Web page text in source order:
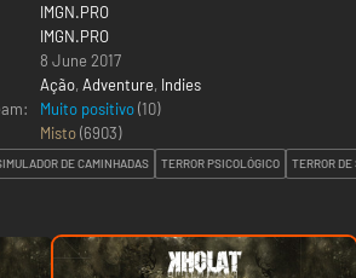
IMGN.PRO
IMGN.PRO
8 June 2017
Ação, Adventure, Indies
Muito positivo(10)
Misto(6903)
DE CAMINHADAS TERROR PSICOLÓGICO TERROR